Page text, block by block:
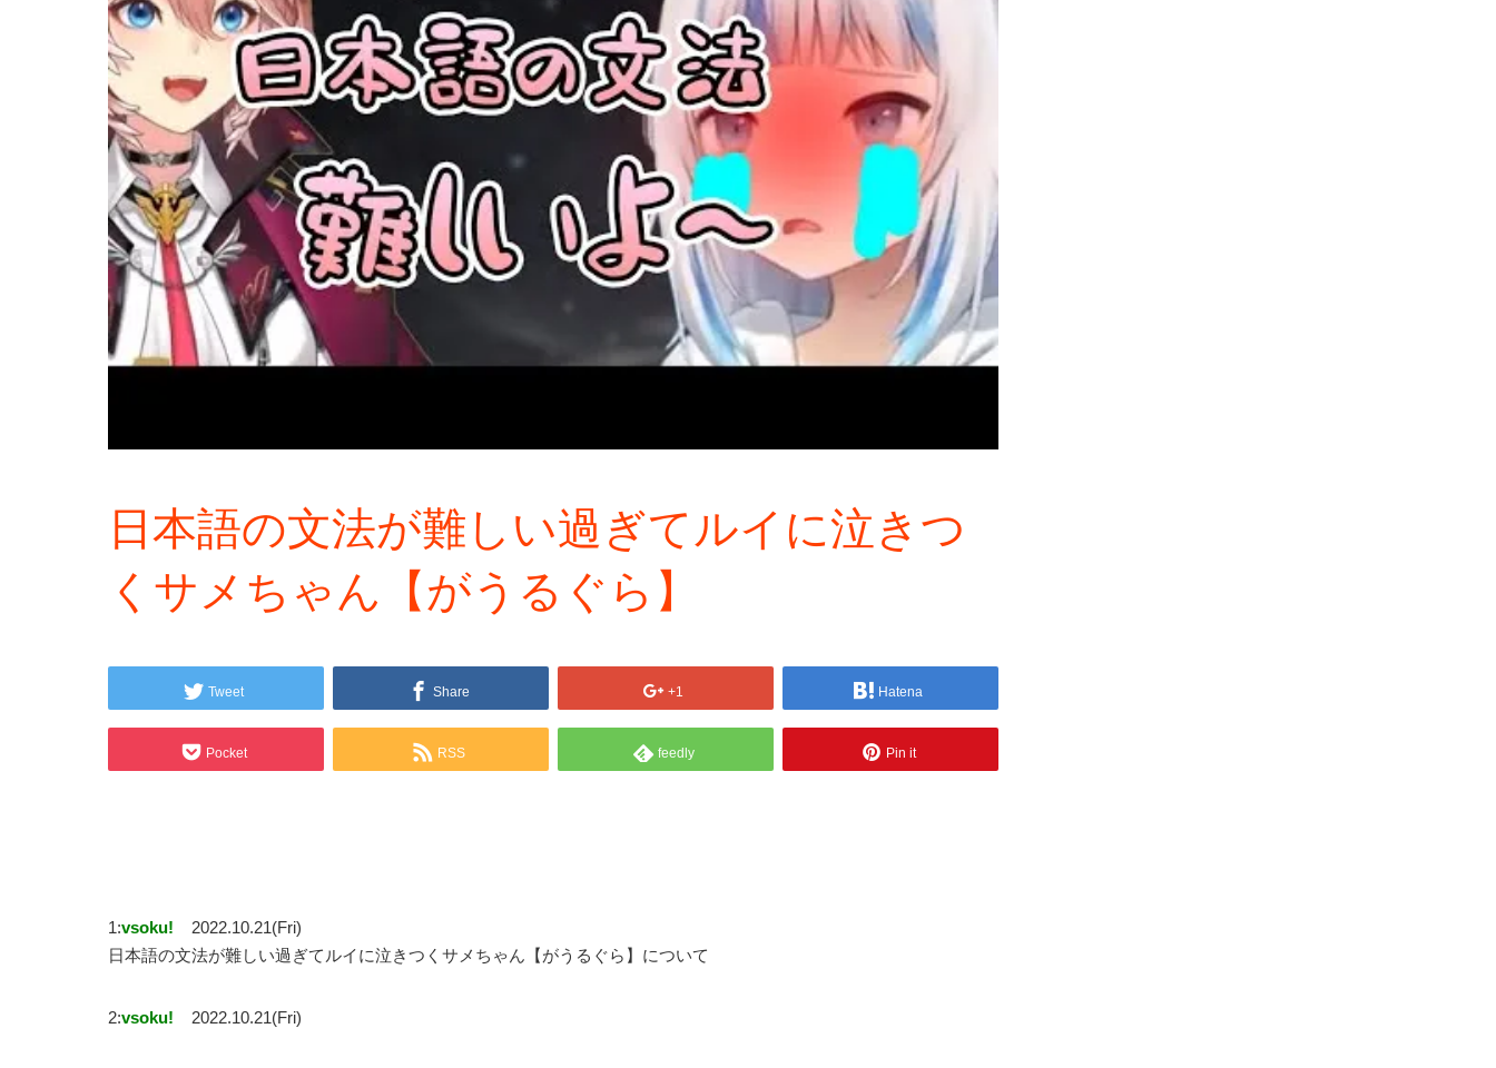
日本語の文法が難しい過ぎてルイに泣きつ
くサメちゃん【がうるぐら】
Tweet Share +1 Hatena
Pocket RSS feedly Pin it
1:vsoku!
2022.10.21(Fri)
日本語の文法が難しい過ぎてルイに泣きつくサメちゃん【がうるぐら】について
2:vsoku! 2022.10.21(Fri)